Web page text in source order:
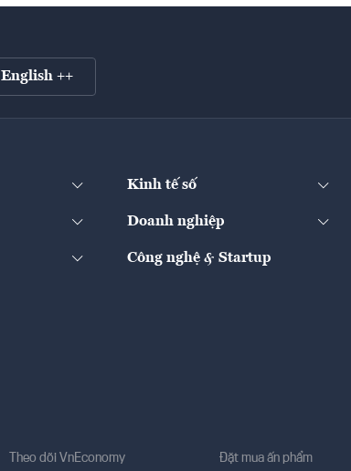
English ++
Kinh tế số
Doanh nghiệp
Công nghệ & Startup
Theo dõi VnEconomy Đặt mua ấn phẩm